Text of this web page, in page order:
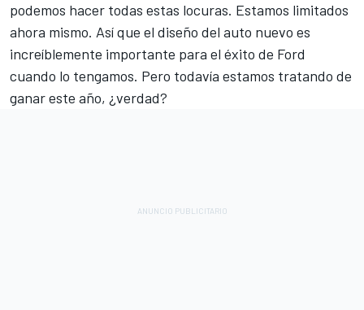
podemos hacer todas estas locuras. Estamos limitados
ahora mismo. Así que el diseño del auto nuevo es
increíblemente importante para el éxito de Ford
cuando lo tengamos. Pero todavía estamos tratando de
ganar este año, ¿verdad?